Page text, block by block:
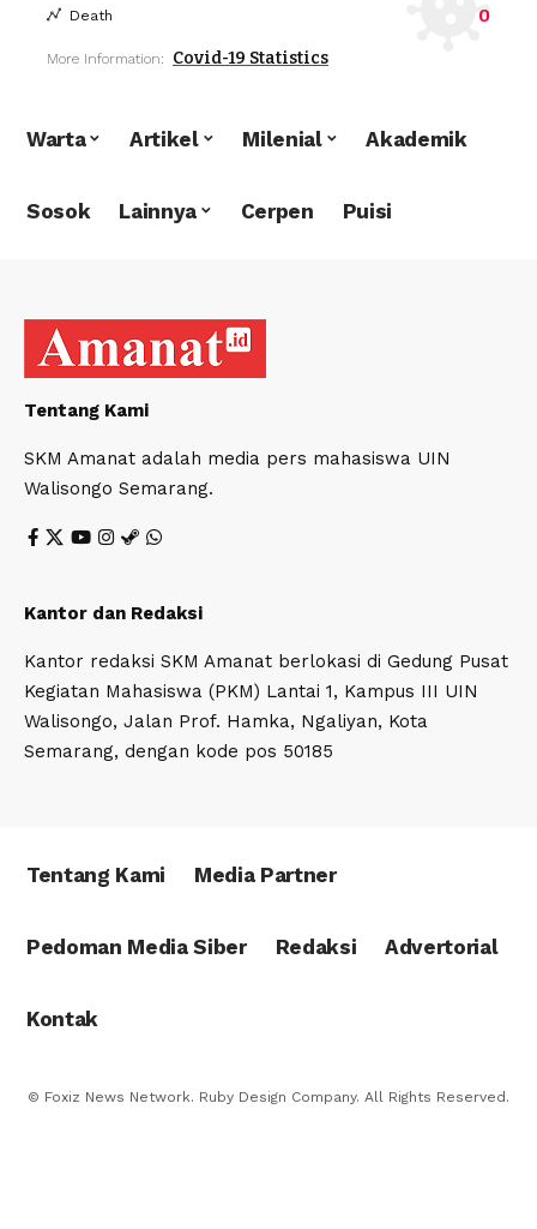
Death 0
More Information: Covid-19 Statistics
Warta Artikel Milenial Akademik
Sosok Lainnya Cerpen Puisi
Tentang Kami
SKM Amanat adalah media pers mahasiswa UIN
Walisongo Semarang.
Kantor dan Redaksi
Kantor redaksi SKM Amanat berlokasi di Gedung Pusat
Kegiatan Mahasiswa (PKM) Lantai 1, Kampus III UIN
Walisongo, Jalan Prof. Hamka, Ngaliyan, Kota
Semarang, dengan kode pos 50185
Tentang Kami Media Partner
Pedoman Media Siber Redaksi Advertorial
Kontak
© Foxiz News Network. Ruby Design Company. All Rights Reserved.